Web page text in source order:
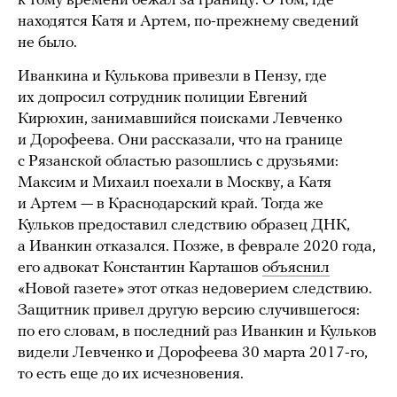
находятся Катя и Артем, по-прежнему сведений
не было.
Иванкина и Кулькова привезли в Пензу, где
их допросил сотрудник полиции Евгений
Кирюхин, занимавшийся поисками Левченко
и Дорофеева. Они рассказали, что на границе
с Рязанской областью разошлись с друзьями:
Максим и Михаил поехали в Москву, а Катя
и Артем — в Краснодарский край. Тогда же
Кульков предоставил следствию образец ДНК,
а Иванкин отказался. Позже, в феврале 2020 года,
его адвокат Константин Карташов объяснил
«Новой газете» этот отказ недоверием следствию.
Защитник привел другую версию случившегося:
по его словам, в последний раз Иванкин и Кульков
видели Левченко и Дорофеева 30 марта 2017-го,
то есть еще до их исчезновения.